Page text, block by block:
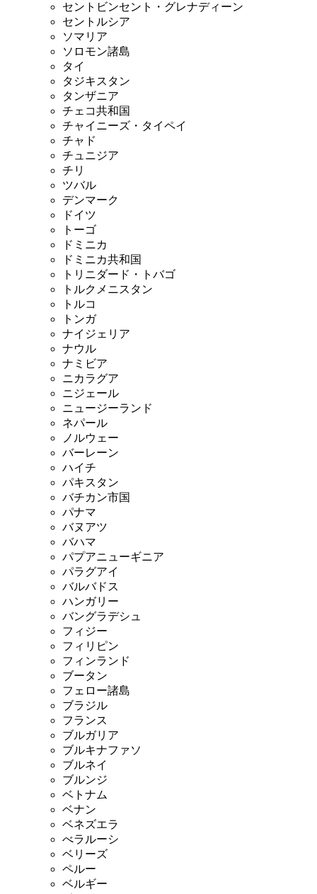
セントビンセント・グレナディーン
セントルシア
ソマリア
ソロモン諸島
タイ
タジキスタン
タンザニア
チェコ共和国
チャイニーズ・タイペイ
チャド
チュニジア
チリ
ツバル
デンマーク
ドイツ
トーゴ
ドミニカ
ドミニカ共和国
トリニダード・トバゴ
トルクメニスタン
トルコ
トンガ
ナイジェリア
ナウル
ナミビア
ニカラグア
ニジェール
ニュージーランド
ネパール
ノルウェー
バーレーン
ハイチ
パキスタン
バチカン市国
パナマ
バヌアツ
バハマ
パプアニューギニア
パラグアイ
バルバドス
ハンガリー
バングラデシュ
フィジー
フィリピン
フィンランド
ブータン
フェロー諸島
ブラジル
フランス
ブルガリア
ブルキナファソ
ブルネイ
ブルンジ
ベトナム
ベナン
ベネズエラ
べラルーシ
ベリーズ
ペルー
ベルギー